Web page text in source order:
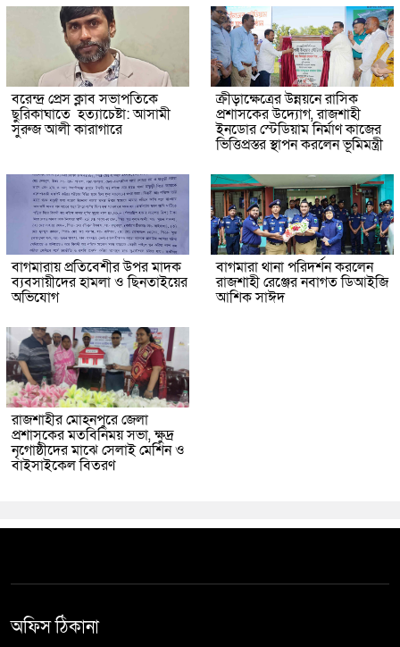
বরেন্দ্র প্রেস ক্লাব সভাপতিকে
ছুরিকাঘাতে হত্যাচেষ্টা: আসামী
সুরুজ আলী কারাগারে
ক্রীড়াক্ষেত্রের উন্নয়নে রাসিক
প্রশাসকের উদ্যোগ, রাজশাহী
ইনডোর স্টেডিয়াম নির্মাণ কাজের
ভিত্তিপ্রস্তর স্থাপন করলেন ভূমিমন্ত্রী
বাগমারায় প্রতিবেশীর উপর মাদক
ব্যবসায়ীদের হামলা ও ছিনতাইয়ের
অভিযোগ
বাগমারা থানা পরিদর্শন করলেন
রাজশাহী রেঞ্জের নবাগত ডিআইজি
আশিক সাঈদ
রাজশাহীর মোহনপুরে জেলা
প্রশাসকের মতবিনিময় সভা, ক্ষুদ্র
নৃগোষ্ঠীদের মাঝে সেলাই মেশিন ও
বাইসাইকেল বিতরণ
অফিস ঠিকানা